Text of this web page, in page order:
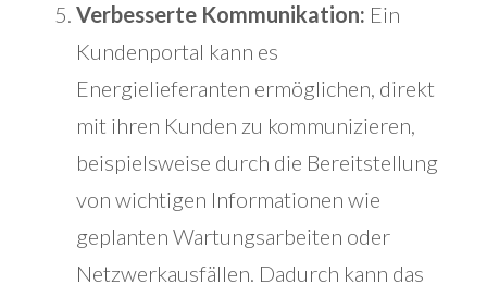
Verbesserte Kommunikation: Ein
Kundenportal kann es
Energielieferanten ermöglichen, direkt
mit ihren Kunden zu kommunizieren,
beispielsweise durch die Bereitstellung
von wichtigen Informationen wie
geplanten Wartungsarbeiten oder
Netzwerkausfällen. Dadurch kann das